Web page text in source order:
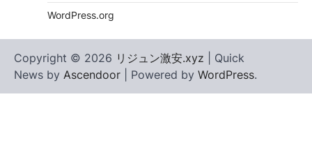
WordPress.org
Copyright © 2026 リジュン激安.xyz | Quick
News by Ascendoor | Powered by WordPress.